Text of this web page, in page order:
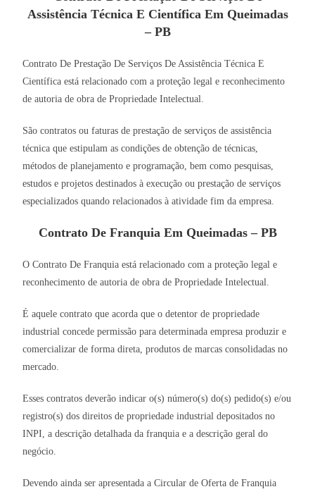
Assistência Técnica E Científica Em Queimadas
– PB
Contrato De Prestação De Serviços De Assistência Técnica E
Científica está relacionado com a proteção legal e reconhecimento
de autoria de obra de Propriedade Intelectual.
São contratos ou faturas de prestação de serviços de assistência
técnica que estipulam as condições de obtenção de técnicas,
métodos de planejamento e programação, bem como pesquisas,
estudos e projetos destinados à execução ou prestação de serviços
especializados quando relacionados à atividade fim da empresa.
Contrato De Franquia Em Queimadas – PB
O Contrato De Franquia está relacionado com a proteção legal e
reconhecimento de autoria de obra de Propriedade Intelectual.
É aquele contrato que acorda que o detentor de propriedade
industrial concede permissão para determinada empresa produzir e
comercializar de forma direta, produtos de marcas consolidadas no
mercado.
Esses contratos deverão indicar o(s) número(s) do(s) pedido(s) e/ou
registro(s) dos direitos de propriedade industrial depositados no
INPI, a descrição detalhada da franquia e a descrição geral do
negócio.
Devendo ainda ser apresentada a Circular de Oferta de Franquia